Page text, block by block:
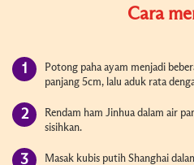
Cara
Potong paha ayam menjadi
panjang 5cm, lalu aduk rata
Rendam ham Jinhua dalam air
sisihkan.
Masak kubis putih Shanghai